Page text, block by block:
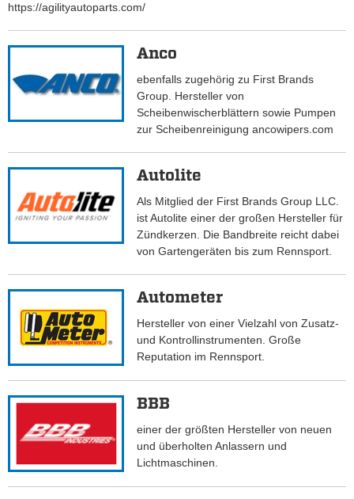
https://agilityautoparts.com/
Anco
ebenfalls zugehörig zu First Brands
Group. Hersteller von
Scheibenwischerblättern sowie Pumpen
zur Scheibenreinigung ancowipers.com
Autolite
Als Mitglied der First Brands Group LLC.
ist Autolite einer der großen Hersteller für
Zündkerzen. Die Bandbreite reicht dabei
von Gartengeräten bis zum Rennsport.
Autometer
Hersteller von einer Vielzahl von Zusatz-
und Kontrollinstrumenten. Große
Reputation im Rennsport.
BBB
einer der größten Hersteller von neuen
und überholten Anlassern und
Lichtmaschinen.